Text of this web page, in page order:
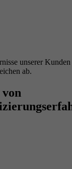
unserer Kunden
ab.